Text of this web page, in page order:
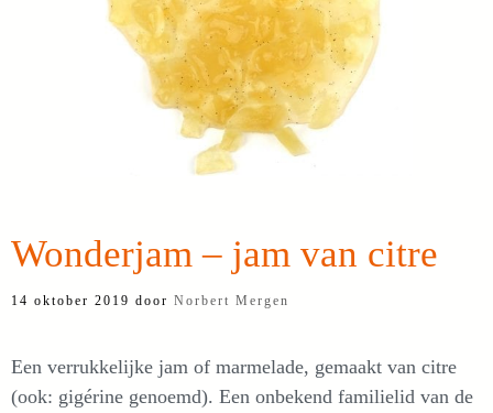
Wonderjam – jam van citre
14 oktober 2019 door Norbert Mergen
Een verrukkelijke jam of marmelade, gemaakt van citre
(ook: gigérine genoemd). Een onbekend familielid van de